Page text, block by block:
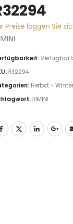
Preise loggen Sie
Verfügbar
R32294
Herbst - Winter
RIMINI